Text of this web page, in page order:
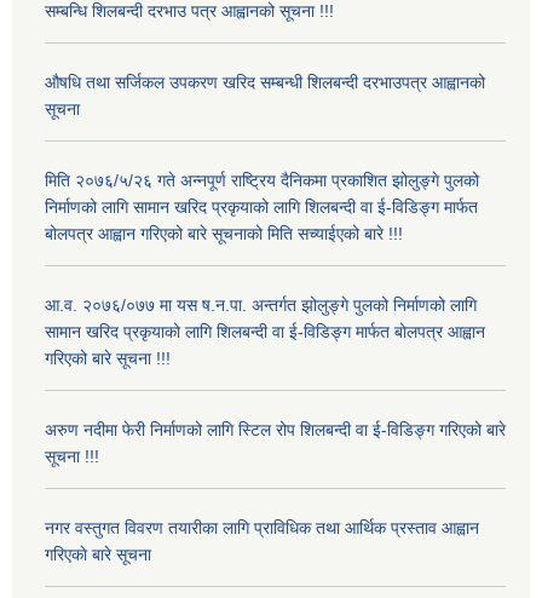
सम्बन्धि शिलबन्दी दरभाउ पत्र आह्वानको सूचना !!!
औषधि तथा सर्जिकल उपकरण खरिद सम्बन्धी शिलबन्दी दरभाउपत्र आह्वानको
सूचना
मिति २०७६/५/२६ गते अन्नपूर्ण राष्ट्रिय दैनिकमा प्रकाशित झोलुङ्गे पुलको
निर्माणको लागि सामान खरिद प्रकृयाको लागि शिलबन्दी वा ई-विडिङ्ग मार्फत
बोलपत्र आह्वान गरिएको बारे सूचनाको मिति सच्याईएको बारे !!!
आ.व. २०७६/०७७ मा यस ष.न.पा. अन्तर्गत झोलुङ्गे पुलको निर्माणको लागि
सामान खरिद प्रकृयाको लागि शिलबन्दी वा ई-विडिङ्ग मार्फत बोलपत्र आह्वान
गरिएको बारे सूचना !!!
अरुण नदीमा फेरी निर्माणको लागि स्टिल रोप शिलबन्दी वा ई-विडिङ्ग गरिएको बारे
सूचना !!!
नगर वस्तुगत विवरण तयारीका लागि प्राविधिक तथा आर्थिक प्रस्ताव आह्वान
गरिएकाे बारे सूचना